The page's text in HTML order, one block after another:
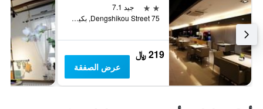
2 نجمتين
جيد 7.1
75 Dengshikou Street, بكين, الصين
219 ﷼
عرض الصفقة